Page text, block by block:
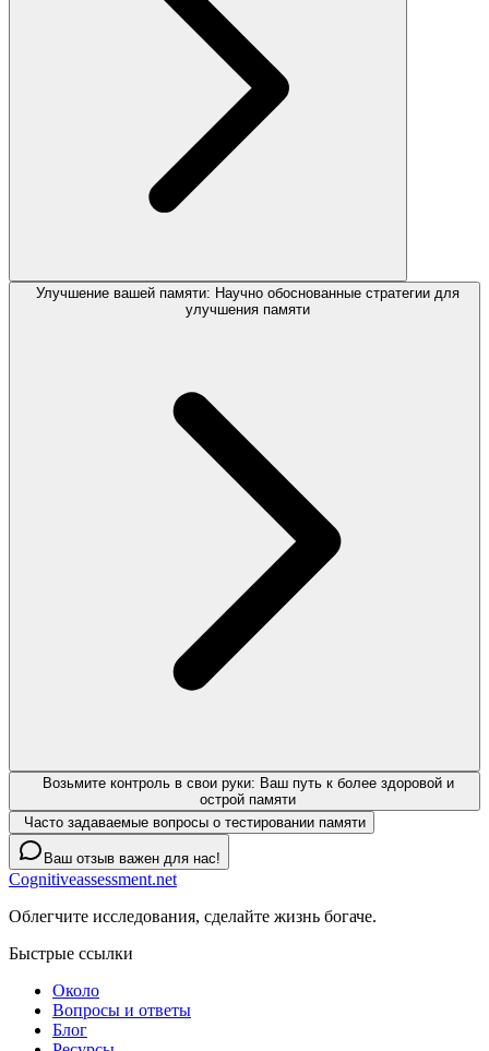
Улучшение вашей памяти: Научно обоснованные стратегии для
улучшения памяти
Возьмите контроль в свои руки: Ваш путь к более здоровой и
острой памяти
Часто задаваемые вопросы о тестировании памяти
Ваш отзыв важен для нас!
Cognitiveassessment.net
Облегчите исследования, сделайте жизнь богаче.
Быстрые ссылки
Около
Вопросы и ответы
Блог